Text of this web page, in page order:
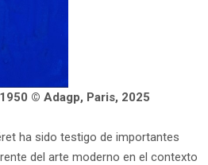
© Adagp, Paris, 2025
ha sido testigo de importantes
del arte moderno en el contexto